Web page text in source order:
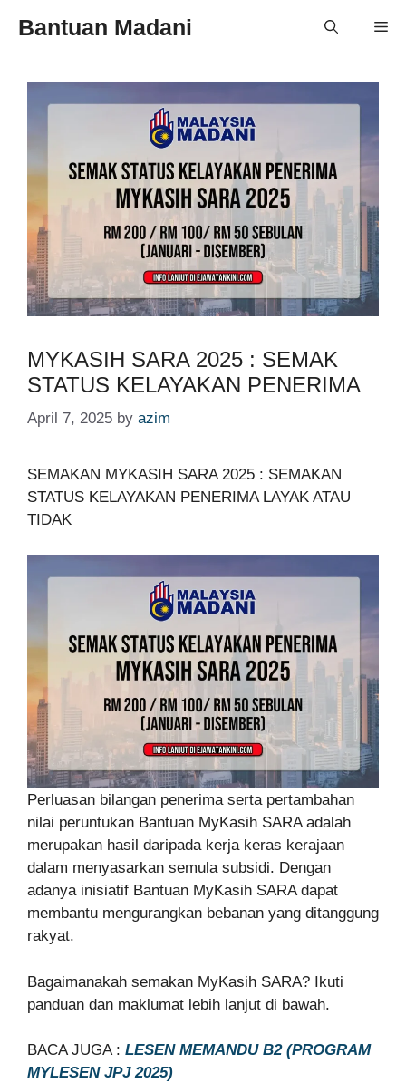
Bantuan Madani
MYKASIH SARA 2025 : SEMAK
STATUS KELAYAKAN PENERIMA
April 7, 2025 by azim
SEMAKAN MYKASIH SARA 2025 : SEMAKAN
STATUS KELAYAKAN PENERIMA LAYAK ATAU
TIDAK
Perluasan bilangan penerima serta pertambahan
nilai peruntukan Bantuan MyKasih SARA adalah
merupakan hasil daripada kerja keras kerajaan
dalam menyasarkan semula subsidi. Dengan
adanya inisiatif Bantuan MyKasih SARA dapat
membantu mengurangkan bebanan yang ditanggung
rakyat.
Bagaimanakah semakan MyKasih SARA? Ikuti
panduan dan maklumat lebih lanjut di bawah.
BACA JUGA : LESEN MEMANDU B2 (PROGRAM
MYLESEN JPJ 2025)